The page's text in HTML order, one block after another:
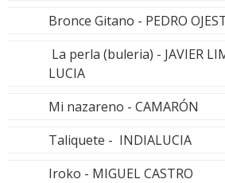
Bronce Gitano - PEDRO
La perla (buleria) - JAVIER
LUCIA
Mi nazareno - CAMARÓN
Taliquete - INDIALUCIA
Iroko - MIGUEL CASTRO